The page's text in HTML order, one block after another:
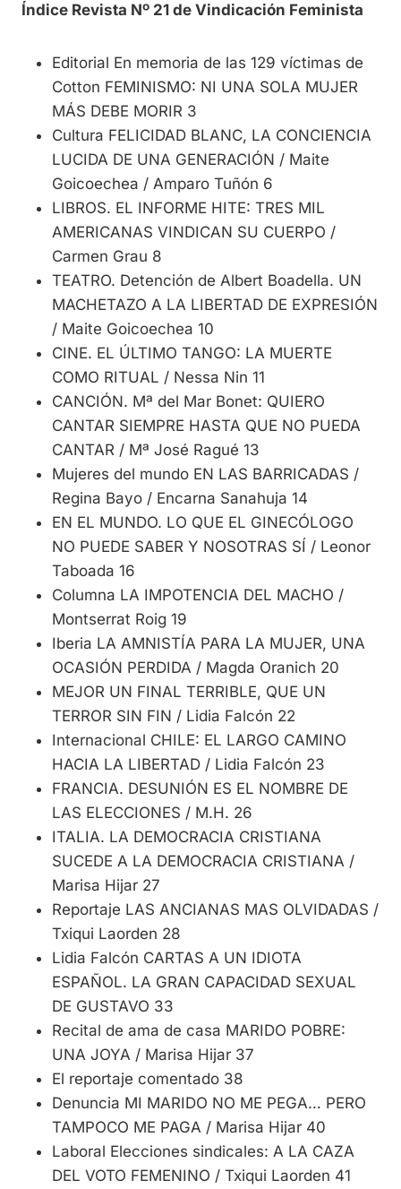
Índice Revista Nº 21 de Vindicación Feminista
Editorial En memoria de las 129 víctimas de
Cotton FEMINISMO: NI UNA SOLA MUJER
MÁS DEBE MORIR 3
Cultura FELICIDAD BLANC, LA CONCIENCIA
LUCIDA DE UNA GENERACIÓN / Maite
Goicoechea / Amparo Tuñón 6
LIBROS. EL INFORME HITE: TRES MIL
AMERICANAS VINDICAN SU CUERPO /
Carmen Grau 8
TEATRO. Detención de Albert Boadella. UN
MACHETAZO A LA LIBERTAD DE EXPRESIÓN
/ Maite Goicoechea 10
CINE. EL ÚLTIMO TANGO: LA MUERTE
COMO RITUAL / Nessa Nin 11
CANCIÓN. Mª del Mar Bonet: QUIERO
CANTAR SIEMPRE HASTA QUE NO PUEDA
CANTAR / Mª José Ragué 13
Mujeres del mundo EN LAS BARRICADAS /
Regina Bayo / Encarna Sanahuja 14
EN EL MUNDO. LO QUE EL GINECÓLOGO
NO PUEDE SABER Y NOSOTRAS SÍ / Leonor
Taboada 16
Columna LA IMPOTENCIA DEL MACHO /
Montserrat Roig 19
Iberia LA AMNISTÍA PARA LA MUJER, UNA
OCASIÓN PERDIDA / Magda Oranich 20
MEJOR UN FINAL TERRIBLE, QUE UN
TERROR SIN FIN / Lidia Falcón 22
Internacional CHILE: EL LARGO CAMINO
HACIA LA LIBERTAD / Lidia Falcón 23
FRANCIA. DESUNIÓN ES EL NOMBRE DE
LAS ELECCIONES / M.H. 26
ITALIA. LA DEMOCRACIA CRISTIANA
SUCEDE A LA DEMOCRACIA CRISTIANA /
Marisa Hijar 27
Reportaje LAS ANCIANAS MAS OLVIDADAS /
Txiqui Laorden 28
Lidia Falcón CARTAS A UN IDIOTA
ESPAÑOL. LA GRAN CAPACIDAD SEXUAL
DE GUSTAVO 33
Recital de ama de casa MARIDO POBRE:
UNA JOYA / Marisa Hijar 37
El reportaje comentado 38
Denuncia MI MARIDO NO ME PEGA… PERO
TAMPOCO ME PAGA / Marisa Hijar 40
Laboral Elecciones sindicales: A LA CAZA
DEL VOTO FEMENINO / Txiqui Laorden 41